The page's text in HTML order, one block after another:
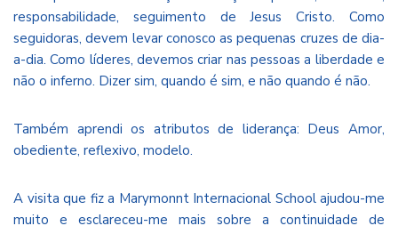
responsabilidade, seguimento de Jesus Cristo. Como
seguidoras, devem levar conosco as pequenas cruzes de dia-
a-dia. Como líderes, devemos criar nas pessoas a liberdade e
não o inferno. Dizer sim, quando é sim, e não quando é não.
Também aprendi os atributos de liderança: Deus Amor,
obediente, reflexivo, modelo.
A visita que fiz a Marymonnt Internacional School ajudou-me
muito e esclareceu-me mais sobre a continuidade de